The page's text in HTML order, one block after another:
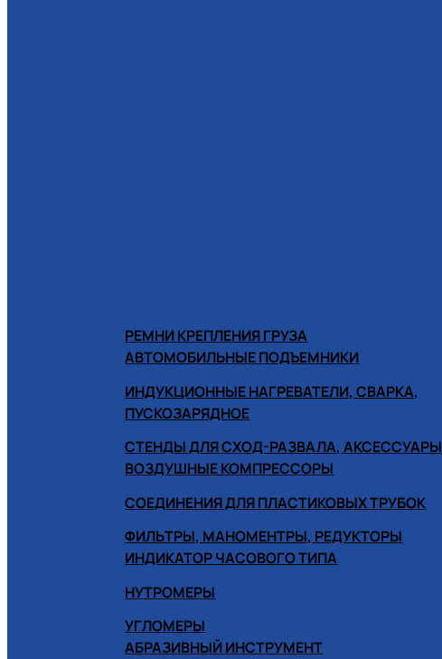
РЕМНИ КРЕПЛЕНИЯ ГРУЗА
АВТОМОБИЛЬНЫЕ ПОДЪЕМНИКИ
ИНДУКЦИОННЫЕ НАГРЕВАТЕЛИ, СВАРКА,
ПУСКОЗАРЯДНОЕ
СТЕНДЫ ДЛЯ СХОД-РАЗВАЛА, АКСЕССУАРЫ
ВОЗДУШНЫЕ КОМПРЕССОРЫ
СОЕДИНЕНИЯ ДЛЯ ПЛАСТИКОВЫХ ТРУБОК
ФИЛЬТРЫ, МАНОМЕНТРЫ, РЕДУКТОРЫ
ИНДИКАТОР ЧАСОВОГО ТИПА
НУТРОМЕРЫ
УГЛОМЕРЫ
АБРАЗИВНЫЙ ИНСТРУМЕНТ